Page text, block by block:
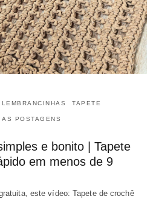
TAPETE
AS POSTAGENS
e bonito | Tapete
em menos de 9
este vídeo: Tapete de crochê